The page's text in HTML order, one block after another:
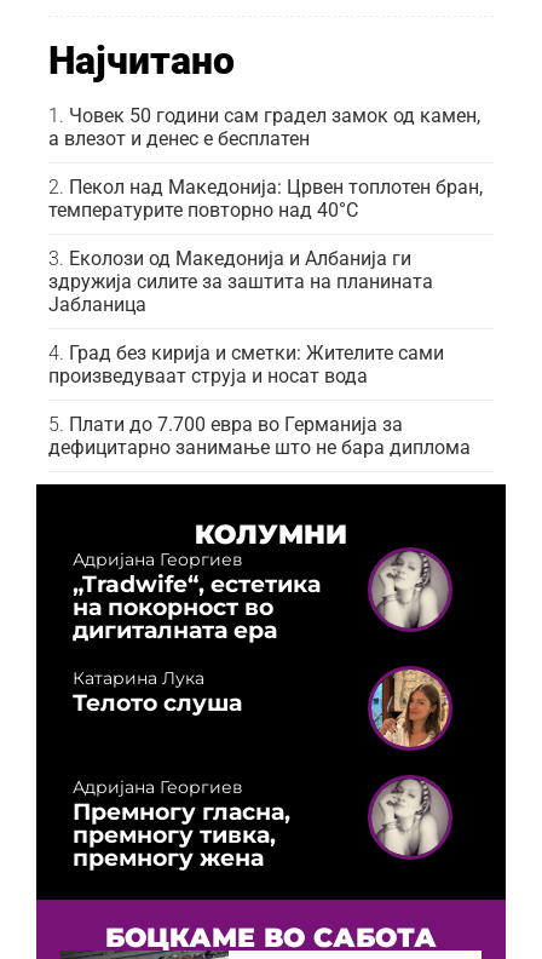
Најчитано
Човек 50 години сам градел замок од камен,
а влезот и денес е бесплатен
Пекол над Македонија: Црвен топлотен бран,
температурите повторно над 40°C
Еколози од Македонија и Албанија ги
здружија силите за заштита на планината
Јабланица
Град без кирија и сметки: Жителите сами
произведуваат струја и носат вода
Плати до 7.700 евра во Германија за
дефицитарно занимање што не бара диплома
КОЛУМНИ
Адријана Георгиев
„Tradwife“, естетика
на покорност во
дигиталната ера
Катарина Лука
Телото слуша
Адријана Георгиев
Премногу гласна,
премногу тивка,
премногу жена
БОЦКАМЕ ВО САБОТА